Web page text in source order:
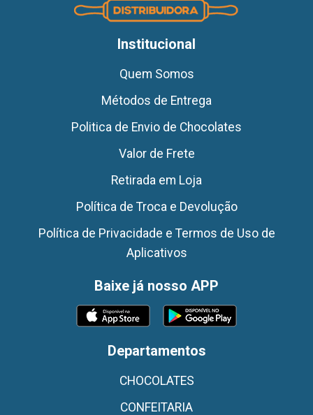
Institucional
Quem Somos
Métodos de Entrega
Politica de Envio de Chocolates
Valor de Frete
Retirada em Loja
Política de Troca e Devolução
Política de Privacidade e Termos de Uso de
Aplicativos
Baixe já nosso APP
Departamentos
CHOCOLATES
CONFEITARIA